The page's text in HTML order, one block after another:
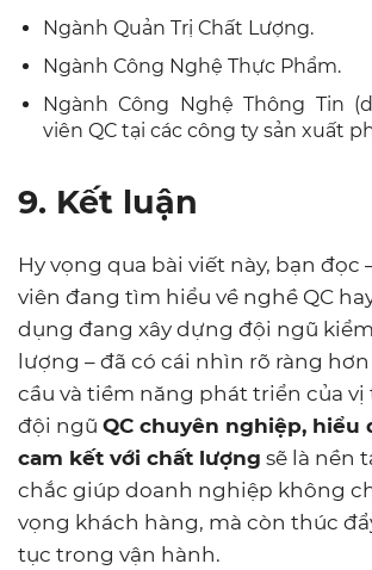
Ngành Quản Trị Chất Lượng.
Ngành Công Nghệ Thực Phẩm.
Ngành Công Nghệ Thông Tin
viên QC tại các công ty sản xuất
9. Kết luận
Hy vọng qua bài viết này, bạn đọc
viên đang tìm hiểu về nghề QC
dụng đang xây dựng đội ngũ
lượng – đã có cái nhìn rõ ràng hơn
cầu và tiềm năng phát triển của vị
đội ngũ QC chuyên nghiệp, hiểu
cam kết với chất lượng sẽ là nền
chắc giúp doanh nghiệp không
vọng khách hàng, mà còn thúc
tục trong vận hành.